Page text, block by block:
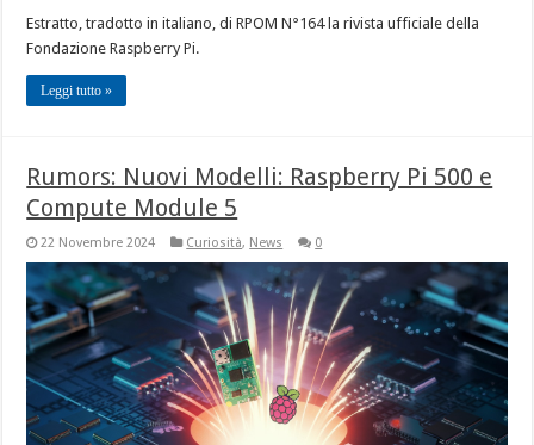
Estratto, tradotto in italiano, di RPOM N°164 la rivista ufficiale della
Fondazione Raspberry Pi.
Leggi tutto »
Rumors: Nuovi Modelli: Raspberry Pi 500 e
Compute Module 5
22 Novembre 2024 Curiosità, News 0